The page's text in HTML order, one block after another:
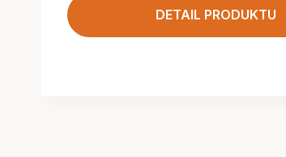
DETAIL PRODUKTU